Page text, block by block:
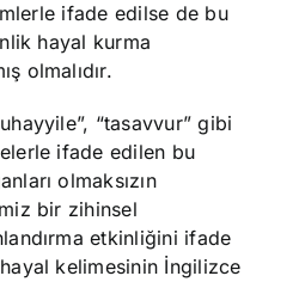
ifade edilse de bu
hayal kurma
olmalıdır.
“tasavvur” gibi
ifade edilen bu
olmaksızın
bir zihinsel
etkinliğini ifade
kelimesinin İngilizce